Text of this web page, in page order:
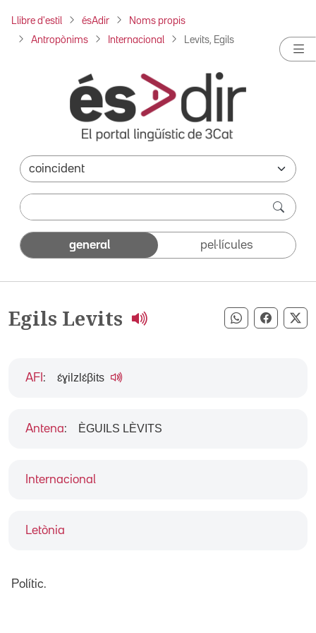
Llibre d'estil ésAdir Noms propis
Antropònims Internacional Levits, Egils
general pel·lícules
Egils Levits Compartir
Internacional
Letònia
AFI : ɛ́ɣilzlɛ́βits
Antena: ÈGUILS LÈVITS
Polític.